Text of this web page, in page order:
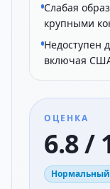
Слабая
крупными
Недоступен
включая
ОЦЕНКА
6.8 /
Нормальный